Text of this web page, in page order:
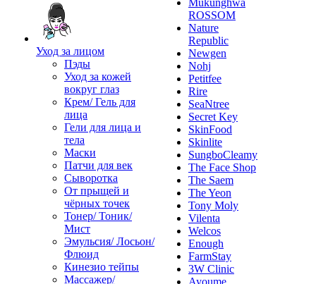
Уход за лицом
Пэды
Уход за кожей
вокруг глаз
Крем/ Гель для
лица
Гели для лица и
тела
Маски
Патчи для век
Сыворотка
От прыщей и
чёрных точек
Тонер/ Тоник/
Мист
Эмульсия/ Лосьон/
Флюид
Кинезио тейпы
Массажер/
Mukunghwa
ROSSOM
Nature
Republic
Newgen
Nohj
Petitfee
Rire
SeaNtree
Secret Key
SkinFood
Skinlite
SungboCleamy
The Face Shop
The Saem
The Yeon
Tony Moly
Vilenta
Welcos
Enough
FarmStay
3W Clinic
Ayoume